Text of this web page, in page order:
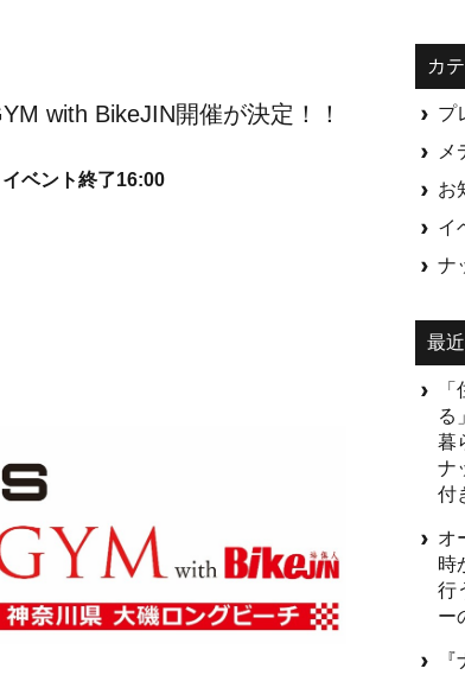
with BikeJIN開催が決定！！
ベント終了16:00
カ
プ
メ
お
イ
ナ
最
る
暮
ナ
付
オ
時
行
ー